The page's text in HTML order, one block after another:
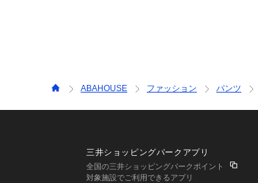
ABAHOUSE ファッション パンツ
三井ショッピングパークアプリ
全国の三井ショッピングパークポイント
対象施設でご利用できるアプリ